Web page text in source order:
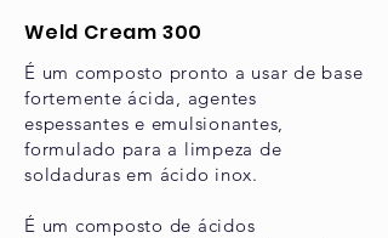
Weld Cream 300
É um composto pronto a usar de base
fortemente ácida, agentes
espessantes e emulsionantes,
formulado para a limpeza de
soldaduras em ácido inox.
É um composto de ácidos